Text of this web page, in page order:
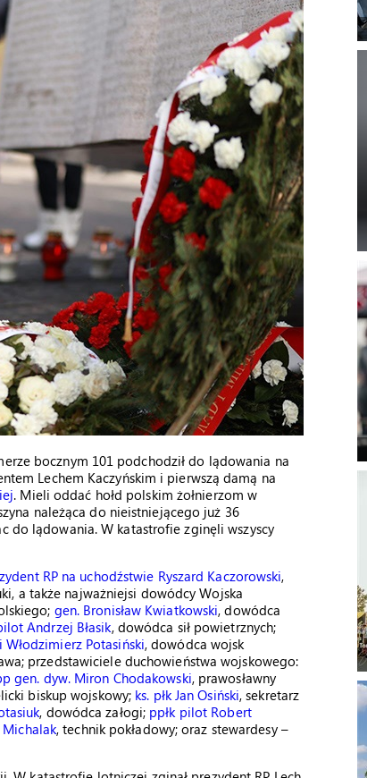
bocznym 101 podchodził do lądowania na
Lechem Kaczyńskim i pierwszą damą na
. Mieli oddać hołd polskim żołnierzom w
należąca do nieistniejącego już 36
do lądowania. W katastrofie zginęli wszyscy
RP na uchodźstwie Ryszard Kaczorowski,
a także najważniejsi dowódcy Wojska
gen. Bronisław Kwiatkowski, dowódca
Andrzej Błasik, dowódca sił powietrznych;
Potasiński, dowódca wojsk
przedstawiciele duchowieństwa wojskowego:
gen. dyw. Miron Chodakowski, prawosławny
biskup wojskowy; ks. płk Jan Osiński, sekretarz
, dowódca załogi; ppłk pilot Robert
, technik pokładowy; oraz stewardesy –